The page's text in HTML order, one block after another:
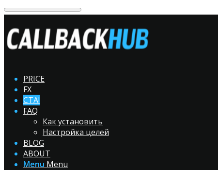
PRICE
FX
CTA!
FAQ
Как установить
Настройка целей
BLOG
ABOUT
Menu Menu